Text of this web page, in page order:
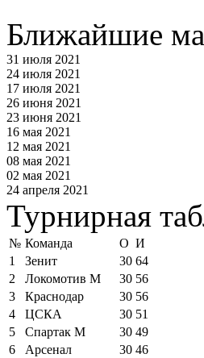
Ближайшие
31 июля 2021
24 июля 2021
17 июля 2021
26 июня 2021
23 июня 2021
16 мая 2021
12 мая 2021
08 мая 2021
02 мая 2021
24 апреля 2021
Турнирная
№ Команда О И
1
Зенит 30 64
2
Локомотив М 30 56
3
Краснодар 30 56
4
ЦСКА 30 51
5
Спартак М 30 49
6
Арсенал 30 46